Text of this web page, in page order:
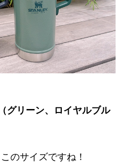
リーン、ロイヤルブル
のサイズですね！